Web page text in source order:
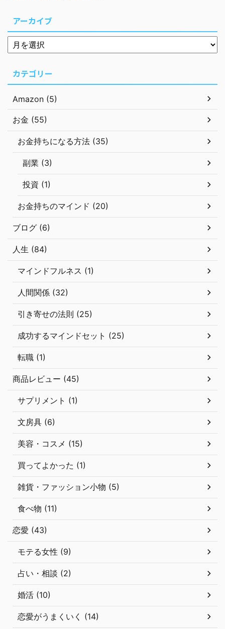
アーカイブ
カテゴリー
Amazon (5)
お金 (55)
お金持ちになる方法 (35)
副業 (3)
投資 (1)
お金持ちのマインド (20)
ブログ (6)
人生 (84)
マインドフルネス (1)
人間関係 (32)
引き寄せの法則 (25)
成功するマインドセット (25)
転職 (1)
商品レビュー (45)
サプリメント (1)
文房具 (6)
美容・コスメ (15)
買ってよかった (1)
雑貨・ファッション小物 (5)
食べ物 (11)
恋愛 (43)
モテる女性 (9)
占い・相談 (2)
婚活 (10)
恋愛がうまくいく (14)